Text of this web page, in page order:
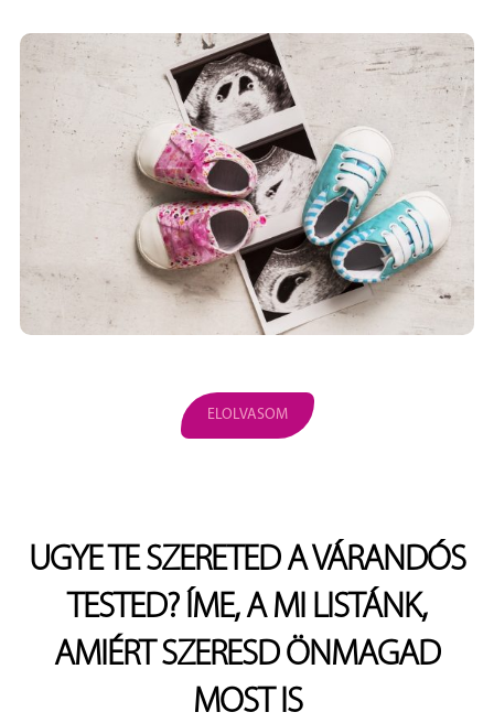
ELOLVASOM
UGYE TE SZERETED A VÁRANDÓS
TESTED? ÍME, A MI LISTÁNK,
AMIÉRT SZERESD ÖNMAGAD
MOST IS